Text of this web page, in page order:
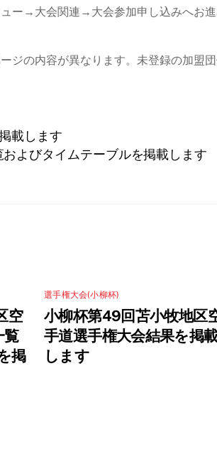
ー→大会関連→大会参加申し込みへお
ジの内容が異なります。未登録の加盟
載します
よびタイムテーブルを掲載します
空
覧
掲
選手権大会(小柳杯)
小柳杯第49回苫小牧地区
手道選手権大会結果を掲
します